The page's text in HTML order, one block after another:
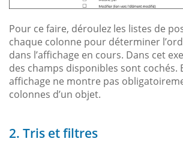
Pour ce faire, déroulez les listes de
chaque colonne pour déterminer
dans l’affichage en cours. Dans cet
des champs disponibles sont cochés.
affichage ne montre pas
colonnes d’un objet.
2. Tris et filtres